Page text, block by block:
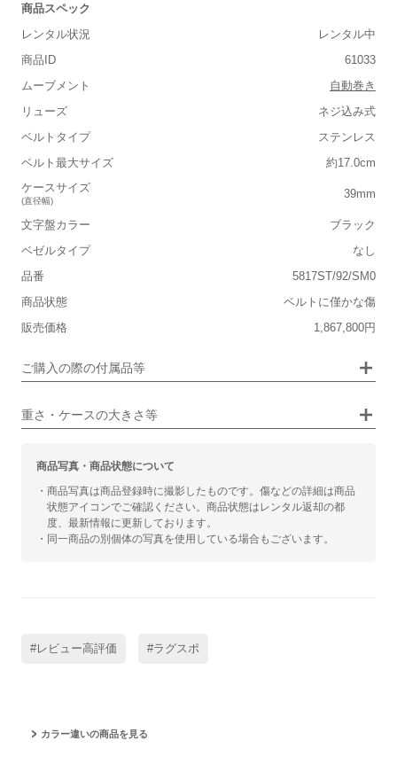
商品スペック
レンタル状況
レンタル中
商品ID
61033
ムーブメント
自動巻き
リューズ
ネジ込み式
ベルトタイプ
ステンレス
ベルト最大サイズ
約17.0cm
ケースサイズ
(直径幅)
39mm
文字盤カラー
ブラック
ベゼルタイプ
なし
品番
5817ST/92/SM0
商品状態
ベルトに僅かな傷
販売価格
1,867,800円
ご購入の際の付属品等
保証書
箱
あり
重さ・ケースの大きさ等
■重さ(ベルト込み)
■ケースの大きさ
小さい 大きい
■装飾感
カジュアル ビジネス
商品写真・商品状態について
・商品写真は商品登録時に撮影したものです。傷などの詳細は商品
状態アイコンでご確認ください。商品状態はレンタル返却の都
度、最新情報に更新しております。
・同一商品の別個体の写真を使用している場合もございます。
#レビュー高評価 #ラグスポ
カラー違いの商品を見る